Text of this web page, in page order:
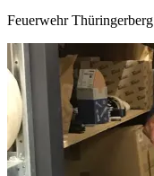
Feuerwehr Thüringerberg